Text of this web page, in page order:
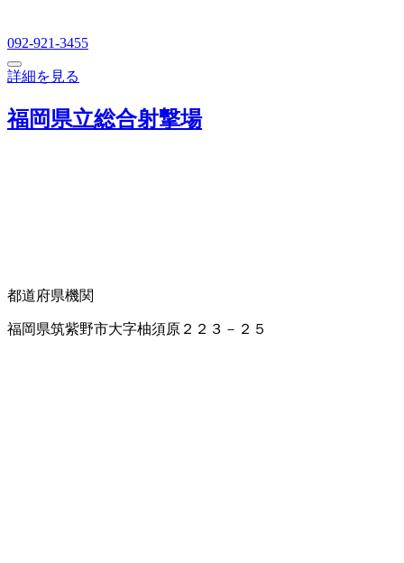
092-921-3455
詳細を見る
福岡県立総合射撃場
都道府県機関
福岡県筑紫野市大字柚須原２２３－２５